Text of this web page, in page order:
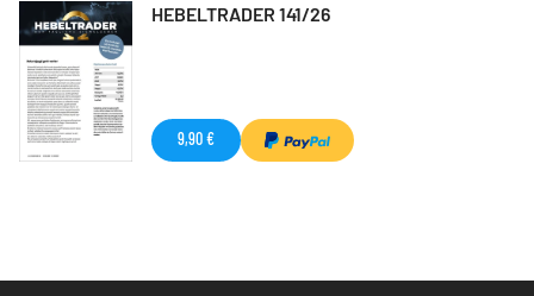
HEBELTRADER 141/26
9,90 €